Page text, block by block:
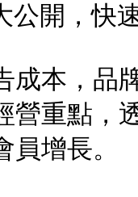
公開，快
成本，品
營重點
增長。